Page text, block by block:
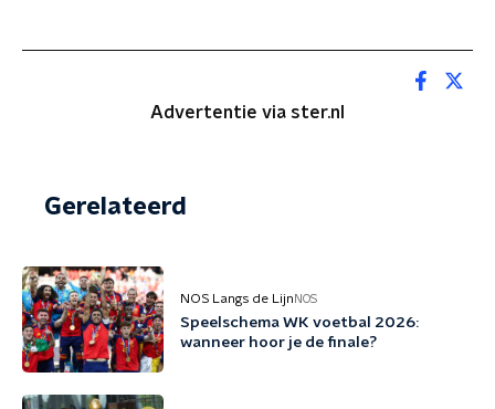
Advertentie via ster.nl
Gerelateerd
NOS Langs de Lijn NOS
Speelschema WK voetbal 2026:
wanneer hoor je de finale?